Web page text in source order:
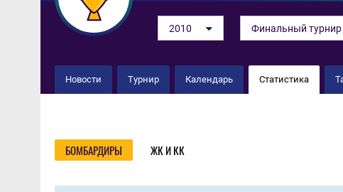
2010 Финальный турнир
Новости Турнир Календарь Статистика
БОМБАРДИРЫ ЖК И КК